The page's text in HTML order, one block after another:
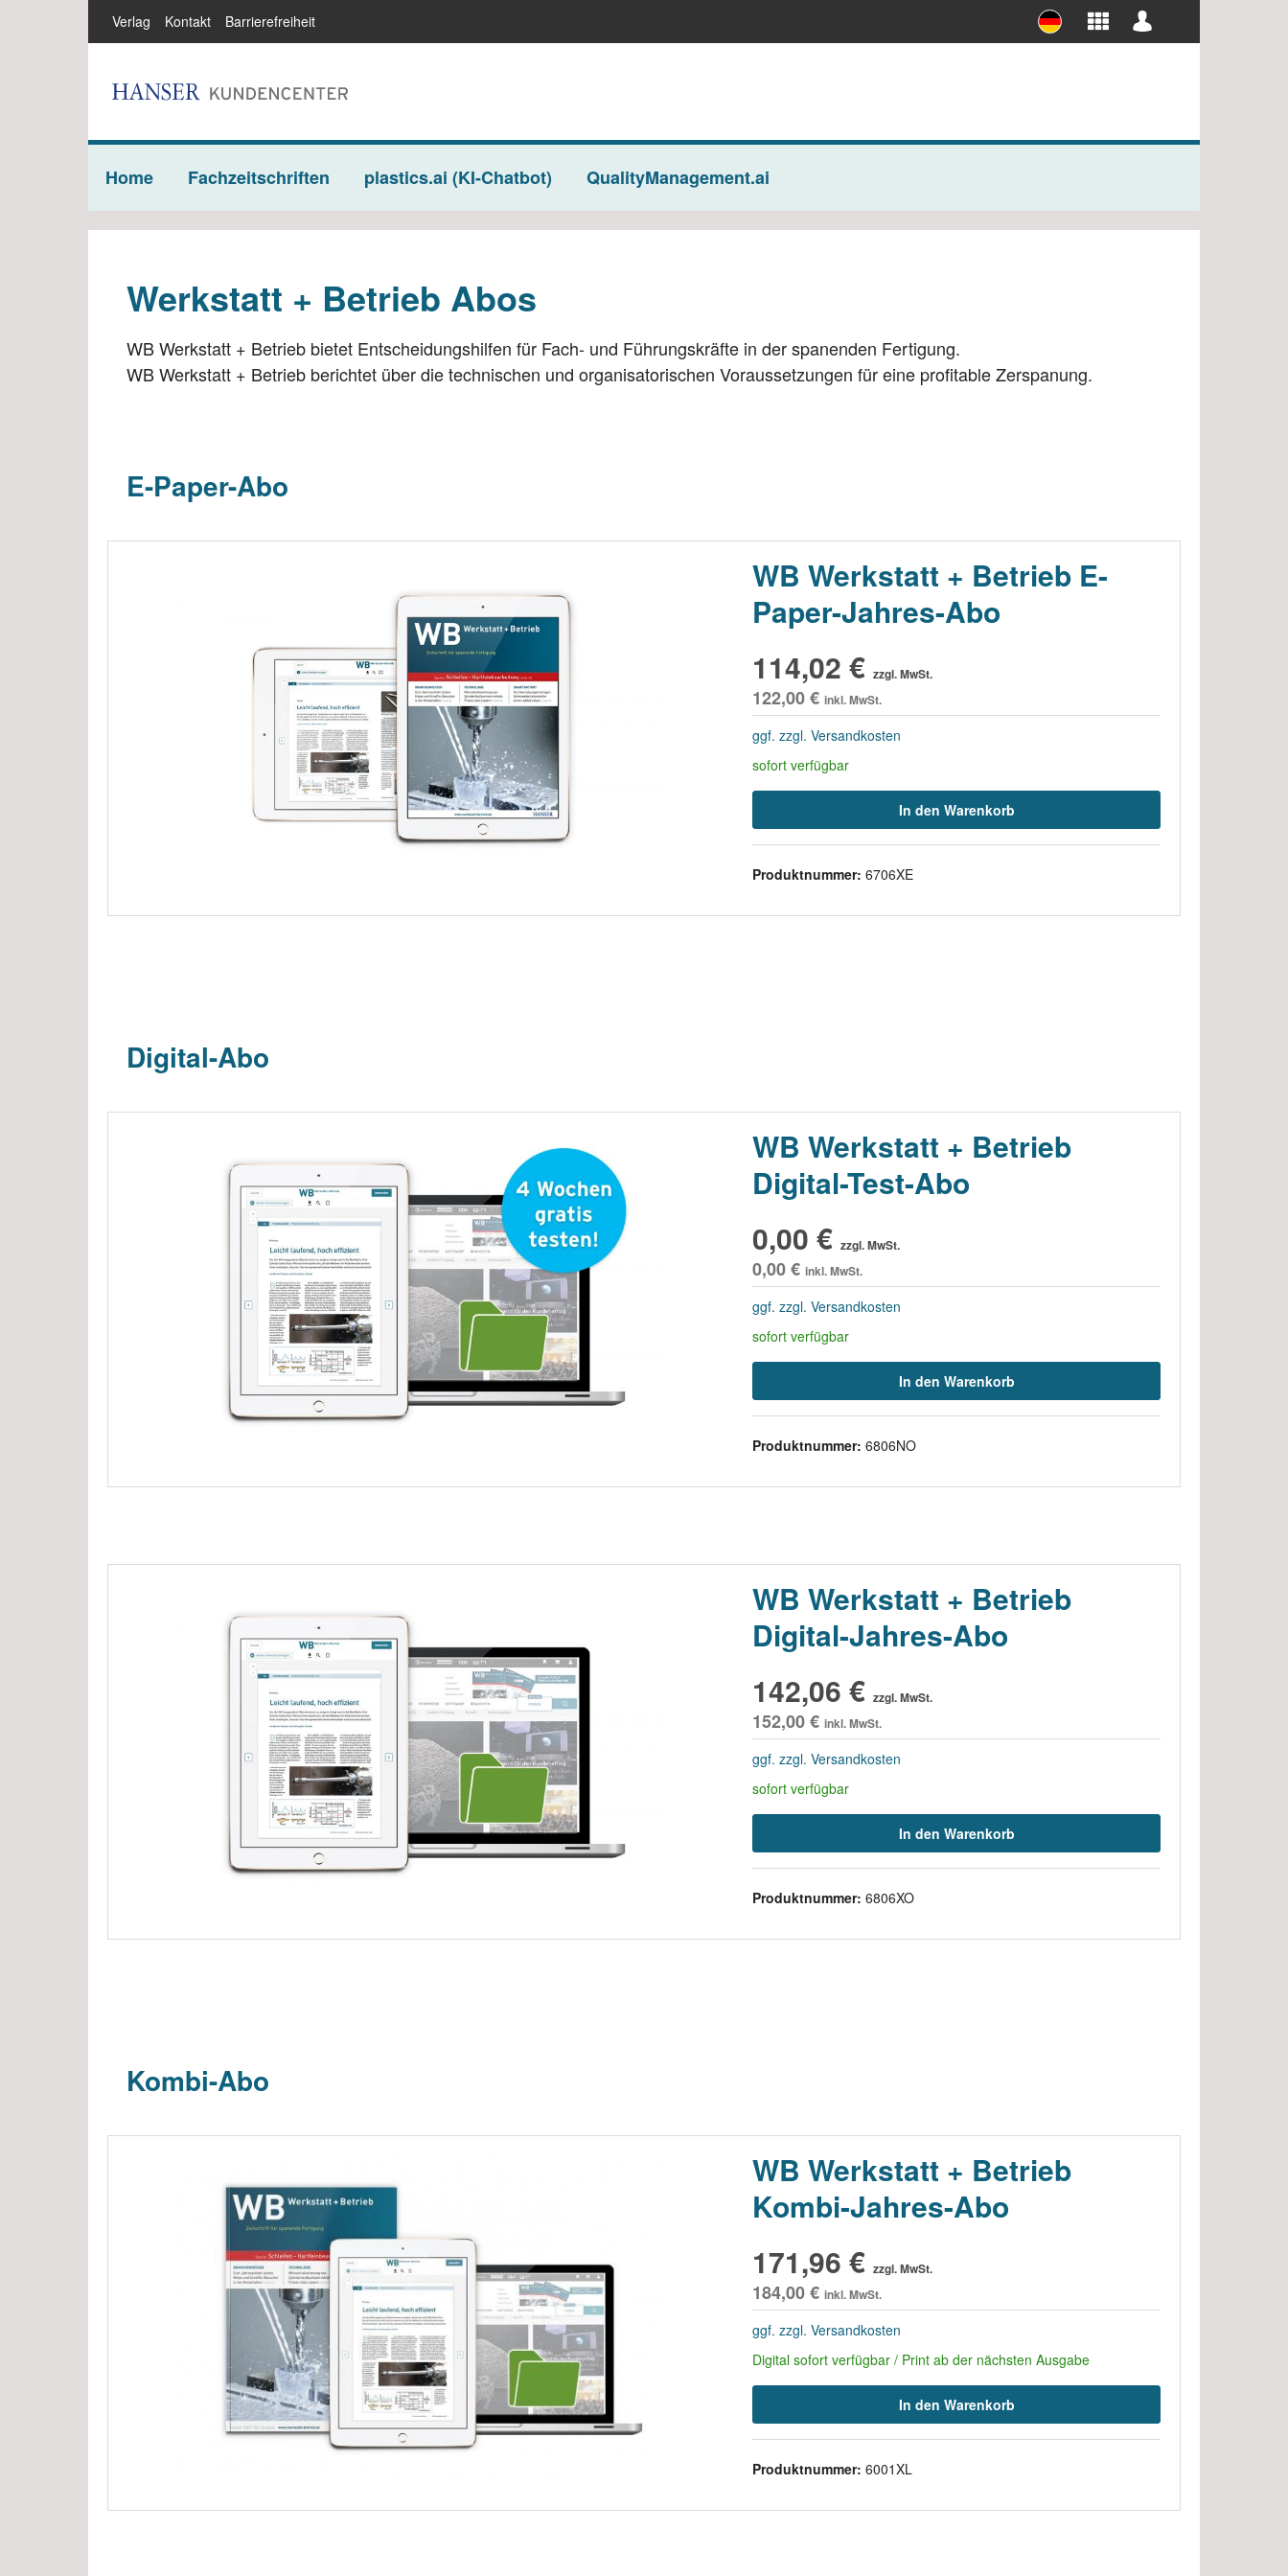
Verlag Kontakt Barrierefreiheit
Home Fachzeitschriften plastics.ai (KI-Chatbot) QualityManagement.ai
Abos für Verbände
Abos für Verbände
Werkstatt + Betrieb Abos
WB Werkstatt + Betrieb bietet Entscheidungshilfen für Fach- und Führungskräfte in der spanenden Fertigung.
WB Werkstatt + Betrieb berichtet über die technischen und organisatorischen Voraussetzungen für eine profitable Zerspanung.
E-Paper-Abo
WB Werkstatt + Betrieb E-
Paper-Jahres-Abo
114,02 €zzgl. MwSt.
122,00 €inkl. MwSt.
ggf. zzgl. Versandkosten
sofort verfügbar
In den Warenkorb
Produktnummer:6706XE
Digital-Abo
WB Werkstatt + Betrieb
Digital-Test-Abo
0,00 €zzgl. MwSt.
0,00 €inkl. MwSt.
ggf. zzgl. Versandkosten
sofort verfügbar
In den Warenkorb
Produktnummer:6806NO
WB Werkstatt + Betrieb
Digital-Jahres-Abo
142,06 €zzgl. MwSt.
152,00 €inkl. MwSt.
ggf. zzgl. Versandkosten
sofort verfügbar
In den Warenkorb
Produktnummer:6806XO
Kombi-Abo
WB Werkstatt + Betrieb
Kombi-Jahres-Abo
171,96 €zzgl. MwSt.
184,00 €inkl. MwSt.
ggf. zzgl. Versandkosten
Digital sofort verfügbar / Print ab der nächsten Ausgabe
In den Warenkorb
Produktnummer:6001XL